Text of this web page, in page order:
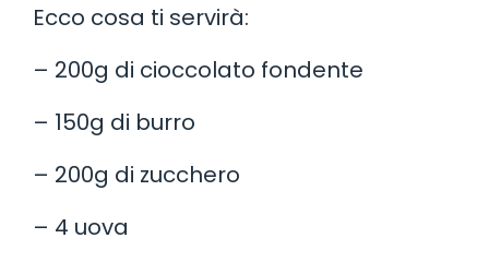
Ecco cosa ti servirà:
– 200g di cioccolato fondente
– 150g di burro
– 200g di zucchero
– 4 uova